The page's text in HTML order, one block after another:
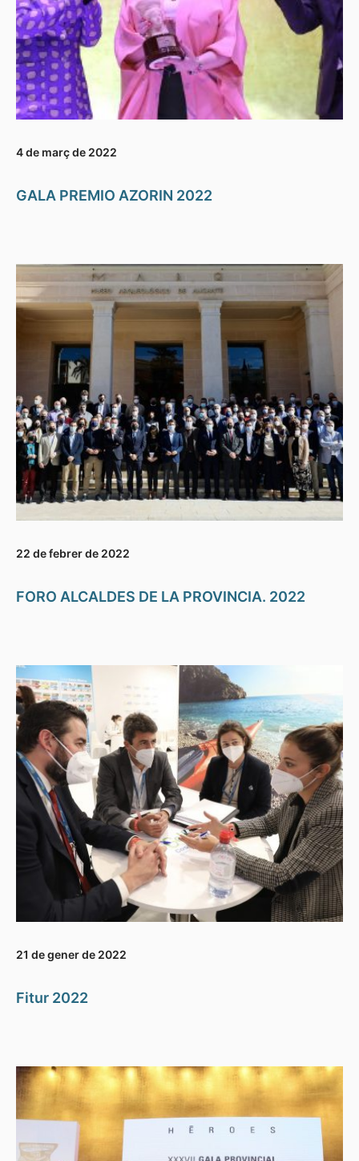
4 de març de 2022
GALA PREMIO AZORIN 2022
22 de febrer de 2022
FORO ALCALDES DE LA PROVINCIA. 2022
21 de gener de 2022
Fitur 2022